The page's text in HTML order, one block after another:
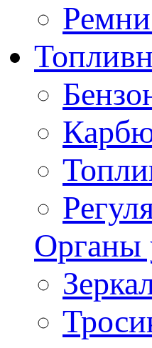
Ремни
Органы